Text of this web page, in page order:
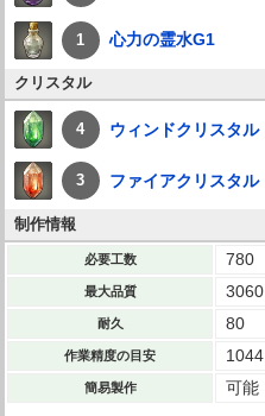
1 心力の霊水G1
クリスタル
4 ウィンドクリスタル
3 ファイアクリスタル
制作情報
必要工数 780
最大品質 3060
耐久 80
作業精度の目安 1044
簡易製作 可能